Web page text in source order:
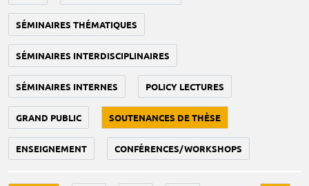
SÉMINAIRES THÉMATIQUES
SÉMINAIRES INTERDISCIPLINAIRES
SÉMINAIRES INTERNES POLICY LECTURES
GRAND PUBLIC SOUTENANCES DE THÈSE
ENSEIGNEMENT CONFÉRENCES/WORKSHOPS